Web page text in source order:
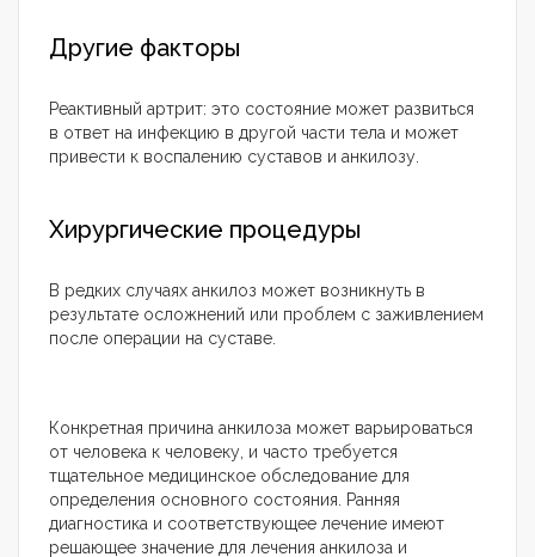
Другие факторы
Реактивный артрит: это состояние может развиться
в ответ на инфекцию в другой части тела и может
привести к воспалению суставов и анкилозу.
Хирургические процедуры
В редких случаях анкилоз может возникнуть в
результате осложнений или проблем с заживлением
после операции на суставе.
Конкретная причина анкилоза может варьироваться
от человека к человеку, и часто требуется
тщательное медицинское обследование для
определения основного состояния. Ранняя
диагностика и соответствующее лечение имеют
решающее значение для лечения анкилоза и